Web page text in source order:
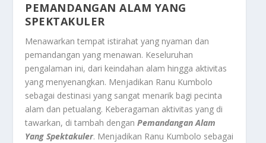
PEMANDANGAN ALAM YANG
SPEKTAKULER
Menawarkan tempat istirahat yang nyaman dan
pemandangan yang menawan. Keseluruhan
pengalaman ini, dari keindahan alam hingga aktivitas
yang menyenangkan. Menjadikan Ranu Kumbolo
sebagai destinasi yang sangat menarik bagi pecinta
alam dan petualang. Keberagaman aktivitas yang di
tawarkan, di tambah denganPemandangan Alam
Yang Spektakuler. Menjadikan Ranu Kumbolo sebagai